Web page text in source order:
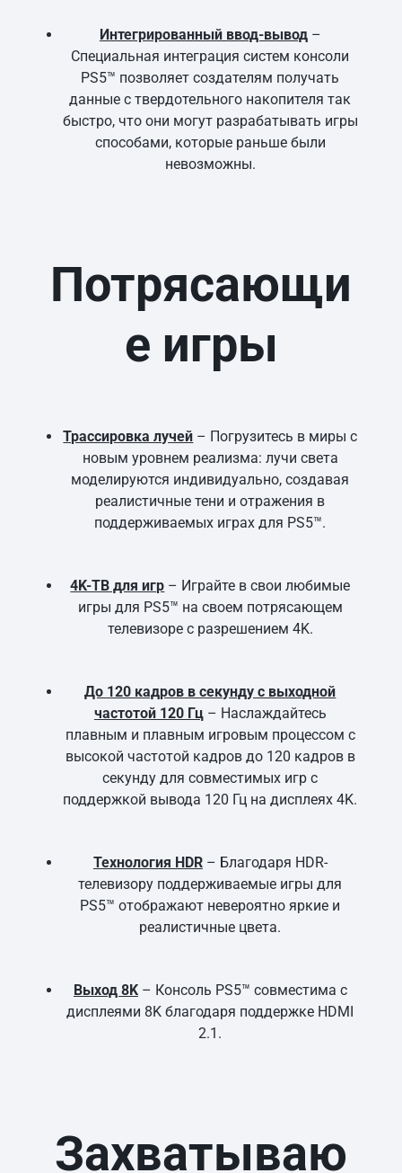
Интегрированный ввод-вывод–
Специальная интеграция систем консоли
PS5™ позволяет создателям получать
данные с твердотельного накопителя так
быстро, что они могут разрабатывать игры
способами, которые раньше были
невозможны.
Потрясающи
е игры
Трассировка лучей – Погрузитесь в миры с
новым уровнем реализма: лучи света
моделируются индивидуально, создавая
реалистичные тени и отражения в
поддерживаемых играх для PS5™.
4K-ТВ для игр – Играйте в свои любимые
игры для PS5™ на своем потрясающем
телевизоре с разрешением 4K.
До 120 кадров в секунду с выходной
частотой 120 Гц– Наслаждайтесь
плавным и плавным игровым процессом с
высокой частотой кадров до 120 кадров в
секунду для совместимых игр с
поддержкой вывода 120 Гц на дисплеях 4K.
Технология HDR– Благодаря HDR-
телевизору поддерживаемые игры для
PS5™ отображают невероятно яркие и
реалистичные цвета.
Выход 8K– Консоль PS5™ совместима с
дисплеями 8K благодаря поддержке HDMI
2.1.
Захватываю